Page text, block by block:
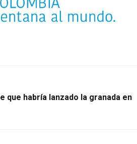
que habría lanzado la granada en